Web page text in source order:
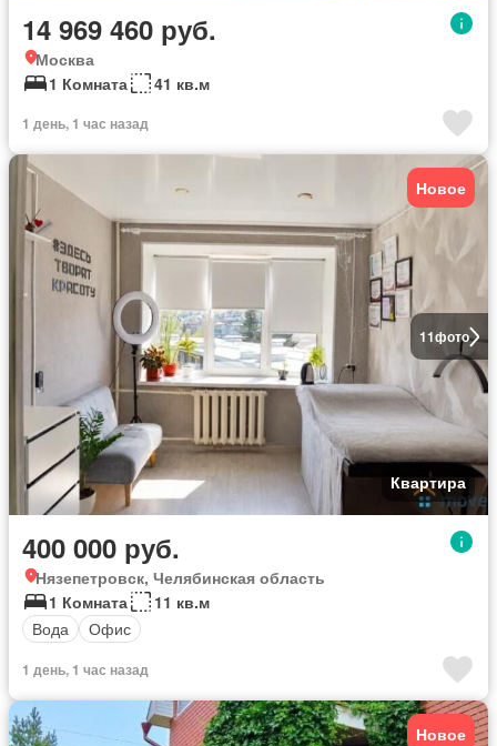
14 969 460 руб.
Москва
1 Комната
41 кв.м
1 день, 1 час назад
11фото
Новое
Квартира
400 000 руб.
Нязепетровск, Челябинская область
1 Комната
11 кв.м
Вода
Офис
1 день, 1 час назад
Новое